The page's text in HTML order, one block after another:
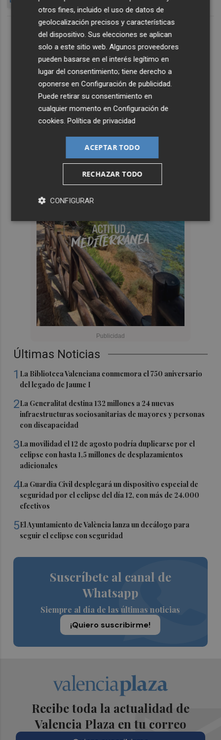
Últimas Noticias
1 La Biblioteca Valenciana conmemora el 750 aniversario
del legado de Jaume I
2La Generalitat destina 132 millones a 24 nuevas
infraestructuras sociosanitarias de mayores y personas
con discapacidad
3La movilidad el 12 de agosto podría duplicarse por el
eclipse con hasta 1,5 millones de desplazamientos
adicionales
4La Guardia Civil desplegará un dispositivo especial de
seguridad por el eclipse del día 12, con más de 24.000
efectivos
5El Ayuntamiento de València lanza un decálogo para
seguir el eclipse con seguridad
Suscríbete al canal de
Whatsapp
Siempre al día de las últimas noticias
¡Quiero suscribirme!
Recibe toda la actualidad de
Valencia Plaza en tu correo
otros fines, incluido el uso de datos de
geolocalización precisos y características
del dispositivo. Sus elecciones se aplican
solo a este sitio web. Algunos proveedores
pueden basarse en el interés legítimo en
lugar del consentimiento; tiene derecho a
oponerse enConfiguración de publicidad.
Puede retirar su consentimiento en
cualquier momento enConfiguración de
cookies.Política de privacidad
ACEPTAR TODO
RECHAZAR TODO
CONFIGURAR